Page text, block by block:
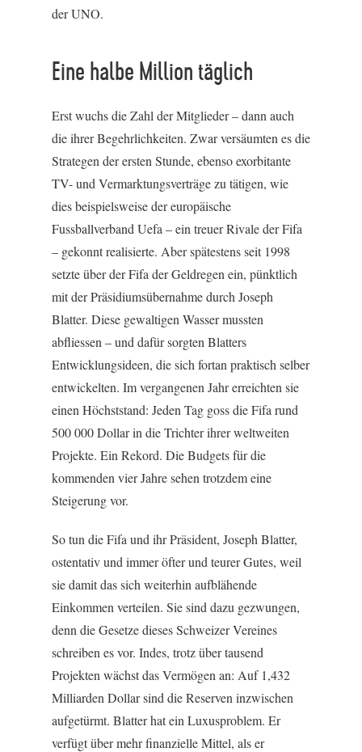
der UNO.
Eine halbe Million täglich
Erst wuchs die Zahl der Mitglieder – dann auch
die ihrer Begehrlichkeiten. Zwar versäumten es die
Strategen der ersten Stunde, ebenso exorbitante
TV- und Vermarktungsverträge zu tätigen, wie
dies beispielsweise der europäische
Fussballverband Uefa – ein treuer Rivale der Fifa
– gekonnt realisierte. Aber spätestens seit 1998
setzte über der Fifa der Geldregen ein, pünktlich
mit der Präsidiumsübernahme durch Joseph
Blatter. Diese gewaltigen Wasser mussten
abfliessen – und dafür sorgten Blatters
Entwicklungsideen, die sich fortan praktisch selber
entwickelten. Im vergangenen Jahr erreichten sie
einen Höchststand: Jeden Tag goss die Fifa rund
500 000 Dollar in die Trichter ihrer weltweiten
Projekte. Ein Rekord. Die Budgets für die
kommenden vier Jahre sehen trotzdem eine
Steigerung vor.
So tun die Fifa und ihr Präsident, Joseph Blatter,
ostentativ und immer öfter und teurer Gutes, weil
sie damit das sich weiterhin aufblähende
Einkommen verteilen. Sie sind dazu gezwungen,
denn die Gesetze dieses Schweizer Vereines
schreiben es vor. Indes, trotz über tausend
Projekten wächst das Vermögen an: Auf 1,432
Milliarden Dollar sind die Reserven inzwischen
aufgetürmt. Blatter hat ein Luxusproblem. Er
verfügt über mehr finanzielle Mittel, als er